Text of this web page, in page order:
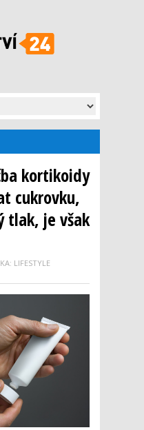
kortikoidy
cukrovku,
tlak, je však
LIFESTYLE